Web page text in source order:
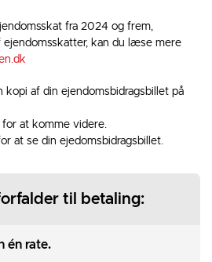
fra 2024 og frem,
ejendomsskatter, kan du læse mere
kopi af din ejendomsbidragsbillet på
for at komme videre.
at se din ejedomsbidragsbillet.
til betaling:
én rate.